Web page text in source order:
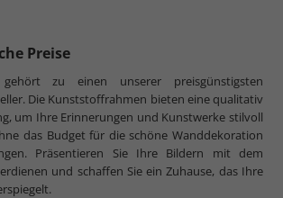
Preise
zu einen unserer preisgünstigsten
Die Kunststoffrahmen bieten eine qualitativ
um Ihre Erinnerungen und Kunstwerke stilvoll
das Budget für die schöne Wanddekoration
Präsentieren Sie Ihre Bildern mit dem
und schaffen Sie ein Zuhause, das Ihre